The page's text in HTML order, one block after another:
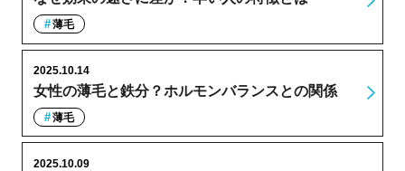
薄毛
女性の薄毛と鉄分？ホルモンバランスとの関係
2025.10.14
薄毛
2025.10.09